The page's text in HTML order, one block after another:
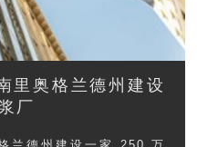
里奥格兰德州建设
厂